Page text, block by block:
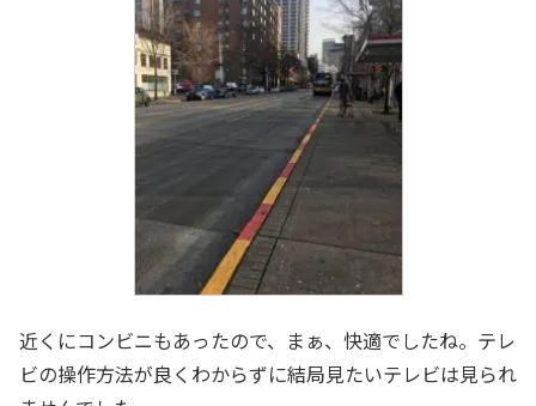
近くにコンビニもあったので、まぁ、快適でしたね。テレ
ビの操作方法が良くわからずに結局見たいテレビは見られ